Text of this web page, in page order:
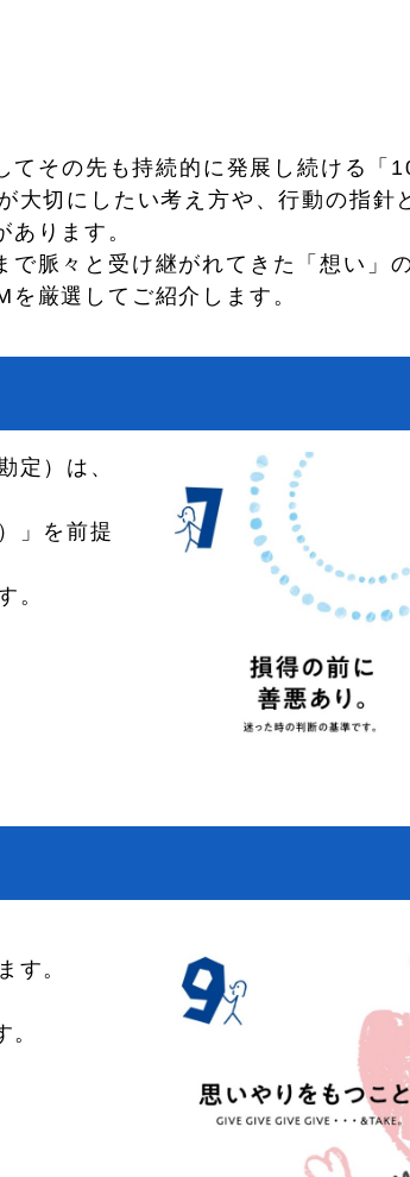
その先も持続的に発展し続ける「
大切にしたい考え方や、行動の指針
ります。
脈々と受け継がれてきた「想い」
厳選してご紹介します。
定）は、
」を前提
。
す。